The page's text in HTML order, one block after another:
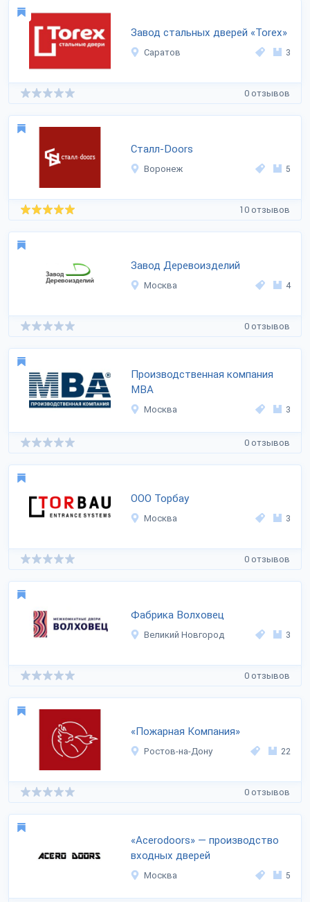
Завод стальных дверей «Torex»
Саратов 3
0 отзывов
Сталл-Doors
Воронеж 5
10 отзывов
Завод Деревоизделий
Москва 4
0 отзывов
Производственная компания
МВА
Москва 3
0 отзывов
ООО Торбау
Москва 3
0 отзывов
Фабрика Волховец
Великий Новгород 3
0 отзывов
«Пожарная Компания»
Ростов-на-Дону 22
0 отзывов
«Acerodoors» — производство
входных дверей
Москва 5